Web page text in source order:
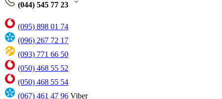
(044) 545 77 23
(095) 898 01 74
(096) 267 72 17
(093) 771 66 50
(050) 468 55 52
(050) 468 55 54
(067) 461 47 96 Viber